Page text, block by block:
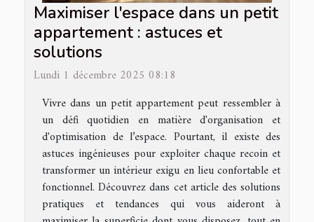
Maximiser l'espace dans un petit
appartement : astuces et
solutions
Lundi 1 décembre 2025 08:18
Vivre dans un petit appartement peut ressembler à
un défi quotidien en matière d'organisation et
d'optimisation de l’espace. Pourtant, il existe des
astuces ingénieuses pour exploiter chaque recoin et
transformer un intérieur exigu en lieu confortable et
fonctionnel. Découvrez dans cet article des solutions
pratiques et tendances qui vous aideront à